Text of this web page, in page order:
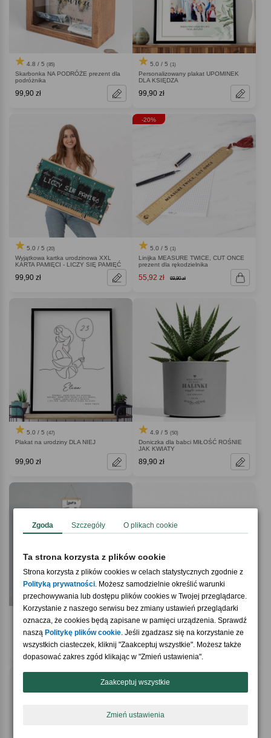
4.8 / 5 (85)
Skarbonka NA PODRÓŻE prezent dla
podróżnika
99,90 zł
5.0 / 5 (1)
Personalizowany plakat UPOMINEK
DLA KSIĘDZA
99,90 zł
5.0 / 5 (20)
Wyjątkowa kartka urodzinowa XXL
KARTA PAMIĘCI - LICZY SIĘ PAMIĘĆ
99,90 zł
-20%
5.0 / 5 (1)
Linijka MEASURE TWICE, CUT ONCE
prezent dla rękodzielnika
55,92 zł 69,90 zł
5.0 / 5 (47)
Plakat na urodziny DLA NIEJ
99,90 zł
4.9 / 5 (50)
Doniczka dla babci MIŁOŚĆ ROŚNIE
JAK KWIATY
89,90 zł
Miarka wzrostu dla dzieci MAŁY
CZARODZIEJ
89,90 zł
5.0 / 5 (1)
Elegancki wizytownik PREZENT DO
BIURA
89,90 zł
Zgoda Szczegóły O plikach cookie
Ta strona korzysta z plików cookie
Strona korzysta z plików cookies w celach statystycznych zgodnie z
Polityką prywatności. Możesz samodzielnie określić warunki
przechowywania lub dostępu plików cookies w Twojej przeglądarce.
Korzystanie z naszego serwisu bez zmiany ustawień przeglądarki
oznacza, że cookies będą zapisane w pamięci urządzenia. Sprawdź
naszą Politykę plików cookie. Jeśli zgadzasz się na korzystanie ze
wszystkich ciasteczek, kliknij "Zaakceptuj wszystkie". Możesz także
dopasować zakres zgód klikając w "Zmień ustawienia".
Zaakceptuj wszystkie
Zmień ustawienia